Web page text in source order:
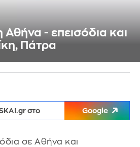
Αθήνα - επεισόδια και
Πάτρα
στο Google
σε Αθήνα και